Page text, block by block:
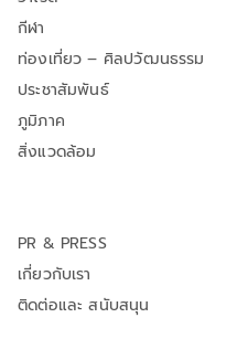
กีฬา
ท่องเที่ยว – ศิลปวัฒนธรรม
ประชาสัมพันธ์
ภูมิภาค
สิ่งแวดล้อม
PR & PRESS
เกี่ยวกับเรา
ติดต่อและ สนับสนุน